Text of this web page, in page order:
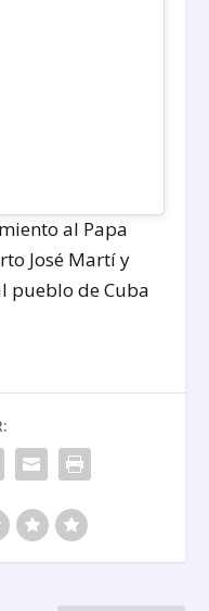
al Papa
José Martí y
pueblo de Cuba